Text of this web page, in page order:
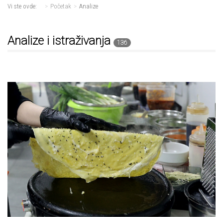
Vi ste ovde: Početak Analize
Analize i istraživanja 136